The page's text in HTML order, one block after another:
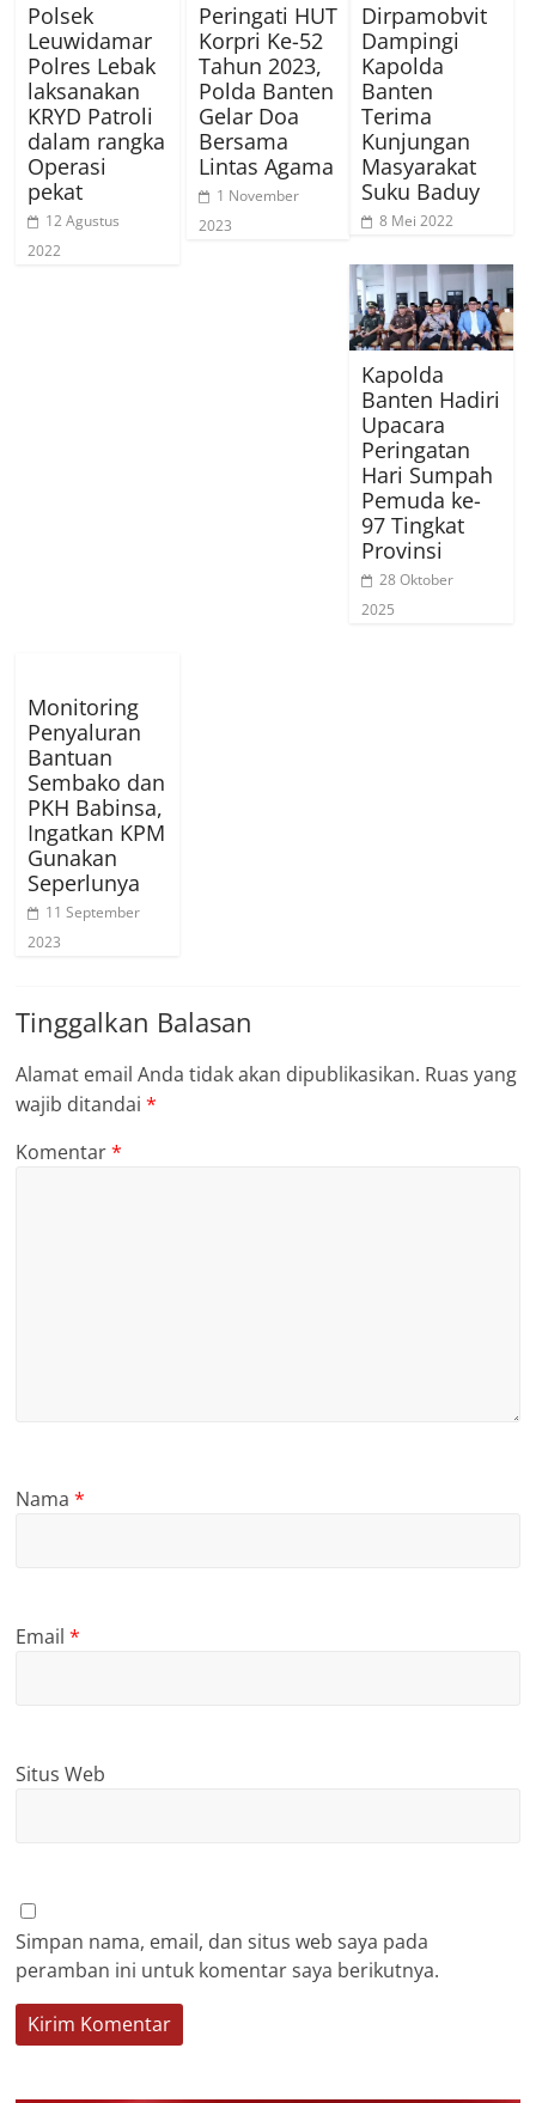
Polsek
Leuwidamar
Polres Lebak
laksanakan
KRYD Patroli
dalam rangka
Operasi
pekat
12 Agustus
2022
Peringati HUT
Korpri Ke-52
Tahun 2023,
Polda Banten
Gelar Doa
Bersama
Lintas Agama
1 November
2023
Dirpamobvit
Dampingi
Kapolda
Banten
Terima
Kunjungan
Masyarakat
Suku Baduy
8 Mei 2022
Kapolda
Banten Hadiri
Upacara
Peringatan
Hari Sumpah
Pemuda ke-
97 Tingkat
Provinsi
28 Oktober
2025
Monitoring
Penyaluran
Bantuan
Sembako dan
PKH Babinsa,
Ingatkan KPM
Gunakan
Seperlunya
11 September
2023
Tinggalkan Balasan
Alamat email Anda tidak akan dipublikasikan. Ruas yang
wajib ditandai*
Komentar*
Nama*
Email*
Situs Web
Simpan nama, email, dan situs web saya pada
peramban ini untuk komentar saya berikutnya.